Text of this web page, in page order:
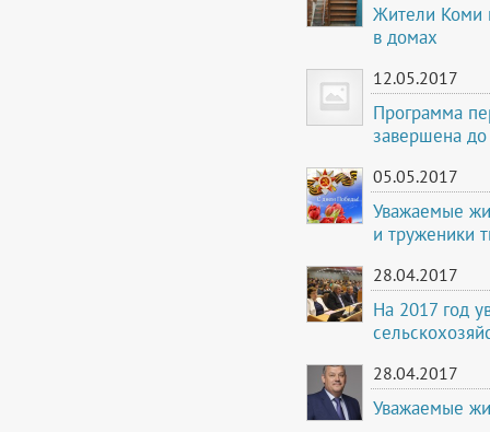
Жители Коми
в домах
12.05.2017
Программа
завершена до
05.05.2017
Уважаемые
и труженики
28.04.2017
На 2017 год
28.04.2017
Уважаемые